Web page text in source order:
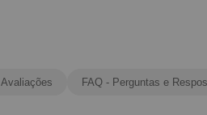
Avaliações FAQ - Perguntas e